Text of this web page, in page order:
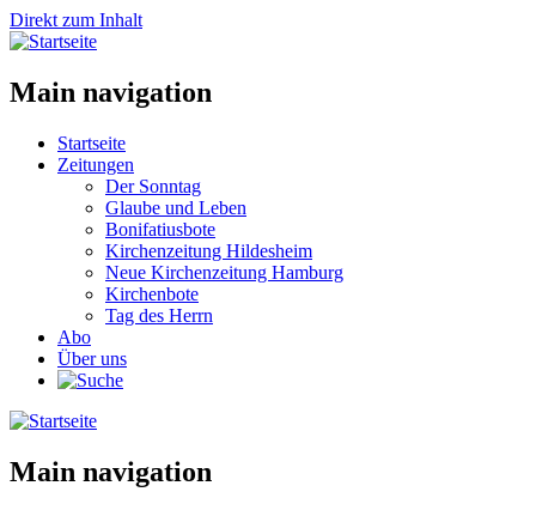
Direkt zum Inhalt
Main navigation
Startseite
Zeitungen
Der Sonntag
Glaube und Leben
Bonifatiusbote
Kirchenzeitung Hildesheim
Neue Kirchenzeitung Hamburg
Kirchenbote
Tag des Herrn
Abo
Über uns
Main navigation